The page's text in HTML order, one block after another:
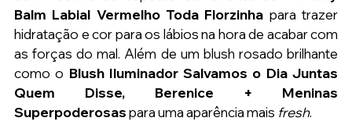
Balm Labial Vermelho Toda Florzinha para trazer
hidratação e cor para os lábios na hora de acabar com
as forças do mal. Além de um blush rosado brilhante
como o Blush Iluminador Salvamos o Dia Juntas
Quem Disse, Berenice + Meninas
Superpoderosas para uma aparência mais fresh.